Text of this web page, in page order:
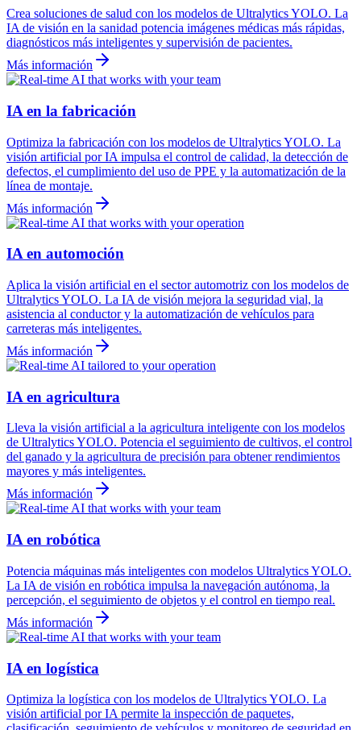
Crea soluciones de salud con los modelos de Ultralytics YOLO. La
IA de visión en la sanidad potencia imágenes médicas más rápidas,
diagnósticos más inteligentes y supervisión de pacientes.
Más información
IA en la fabricación
Optimiza la fabricación con los modelos de Ultralytics YOLO. La
visión artificial por IA impulsa el control de calidad, la detección de
defectos, el cumplimiento del uso de PPE y la automatización de la
línea de montaje.
Más información
IA en automoción
Aplica la visión artificial en el sector automotriz con los modelos de
Ultralytics YOLO. La IA de visión mejora la seguridad vial, la
asistencia al conductor y la automatización de vehículos para
carreteras más inteligentes.
Más información
IA en agricultura
Lleva la visión artificial a la agricultura inteligente con los modelos
de Ultralytics YOLO. Potencia el seguimiento de cultivos, el control
del ganado y la agricultura de precisión para obtener rendimientos
mayores y más inteligentes.
Más información
IA en robótica
Potencia máquinas más inteligentes con modelos Ultralytics YOLO.
La IA de visión en robótica impulsa la navegación autónoma, la
percepción, el seguimiento de objetos y el control en tiempo real.
Más información
IA en logística
Optimiza la logística con los modelos de Ultralytics YOLO. La
visión artificial por IA permite la inspección de paquetes,